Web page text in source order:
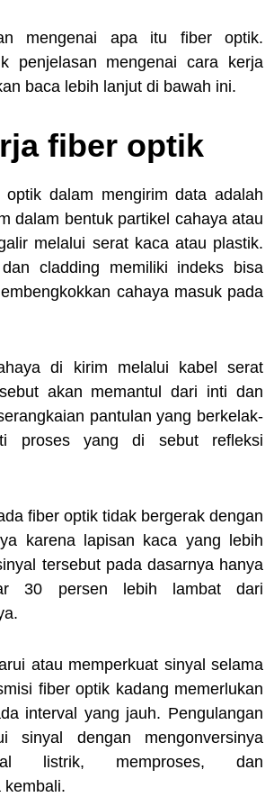
mengenai apa itu fiber optik.
penjelasan mengenai cara kerja
baca lebih lanjut di bawah ini.
fiber optik
dalam mengirim data adalah
dalam bentuk partikel cahaya atau
melalui serat kaca atau plastik.
cladding memiliki indeks bisa
cahaya masuk pada
di kirim melalui kabel serat
akan memantul dari inti dan
pantulan yang berkelak-
proses yang di sebut refleksi
fiber optik tidak bergerak dengan
karena lapisan kaca yang lebih
tersebut pada dasarnya hanya
30 persen lebih lambat dari
atau memperkuat sinyal selama
fiber optik kadang memerlukan
interval yang jauh. Pengulangan
sinyal dengan mengonversinya
listrik, memproses, dan
kembali.